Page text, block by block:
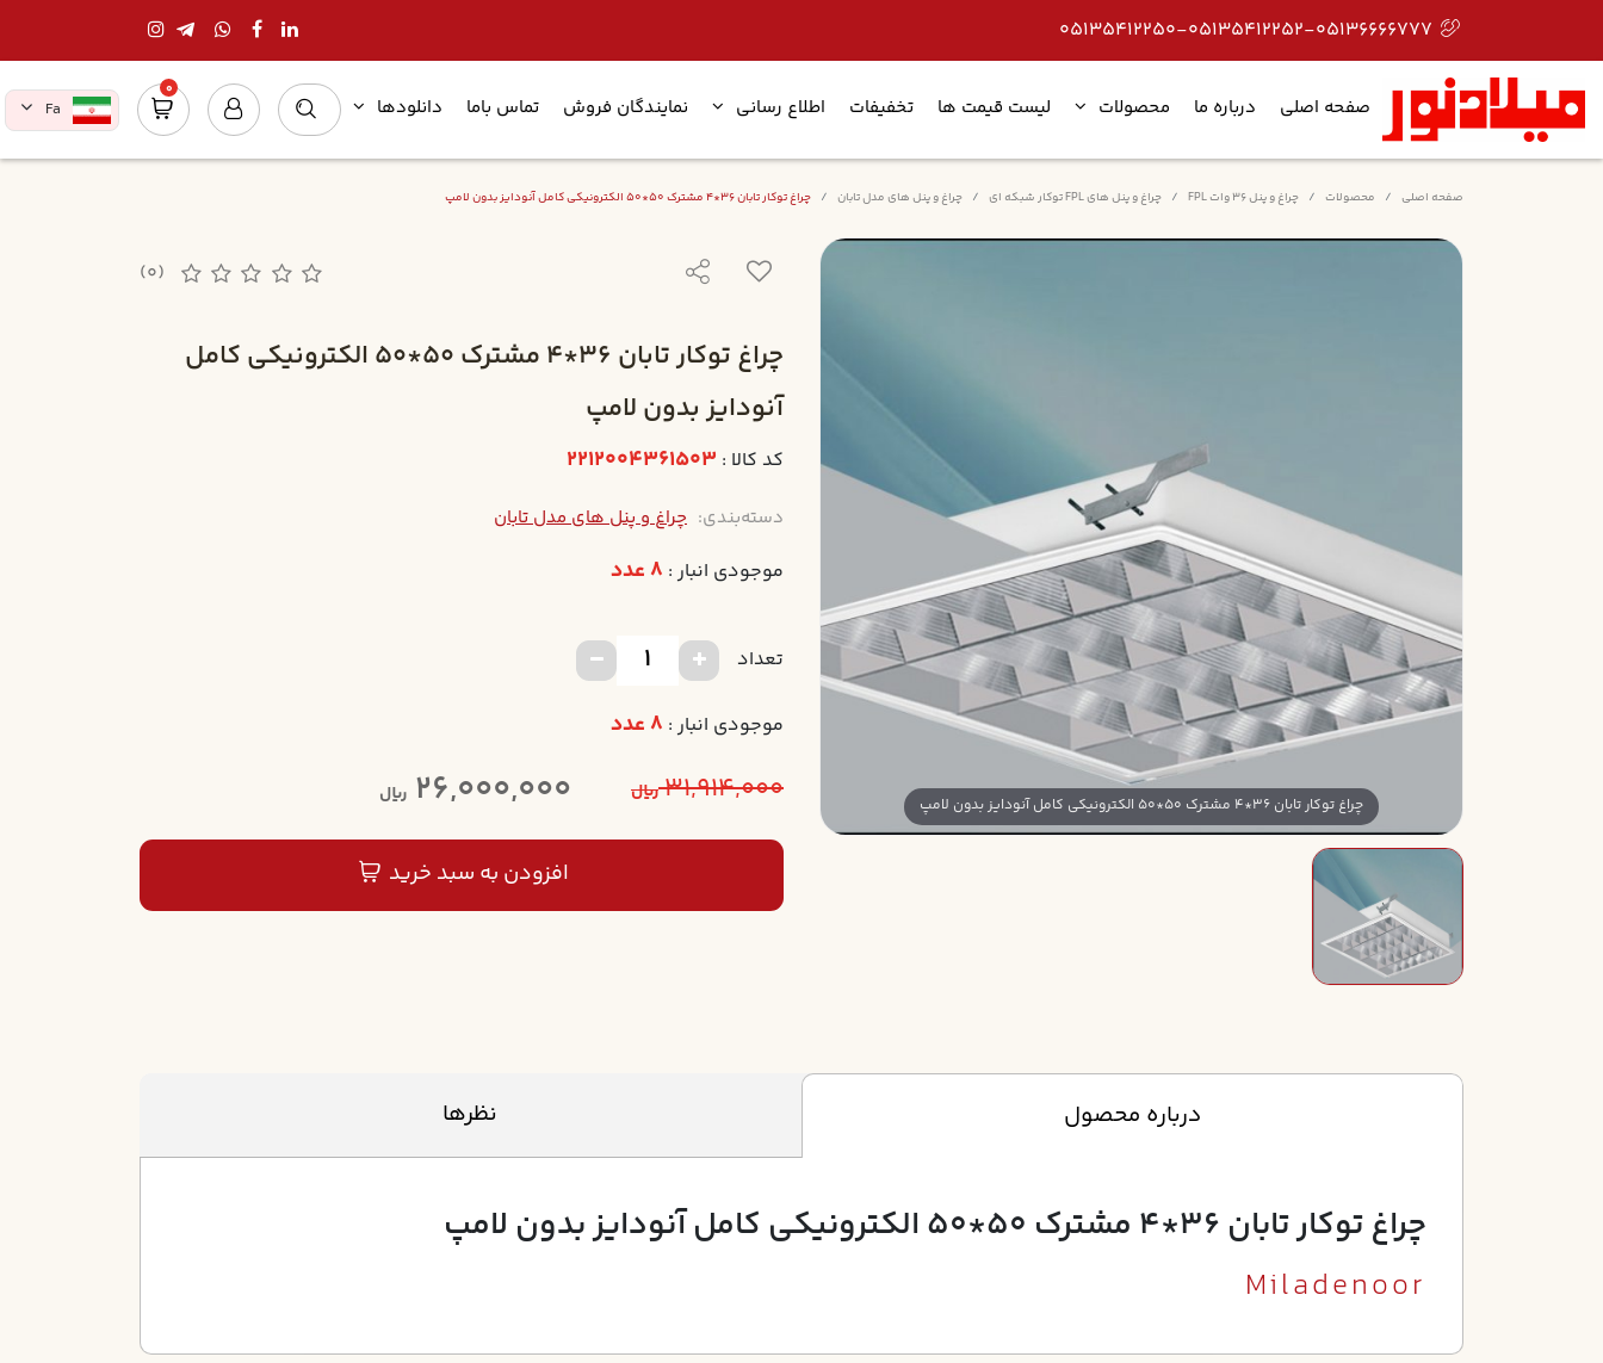
05135412250-05135412252-05136666777
صفحه اصلی درباره ما محصولات لیست قیمت ها تخفیفات اطلاع رسانی نمایندگان فروش تماس باما دانلودها
0
Fa
صفحه اصلی محصولات چراغ و پنل 36 وات FPL چراغ و پنل های FPL توکار شبکه ای چراغ و پنل های مدل تابان چراغ توکار تابان 36*4 مشترک 50*50 الکترونيکي کامل آنودايز بدون لامپ
چراغ توکار تابان 36*4 مشترک 50*50 الکترونيکي کامل آنودايز بدون لامپ
(0)
چراغ توکار تابان 36*4 مشترک 50*50 الکترونيکي کامل
آنودايز بدون لامپ
کد کالا : 2212004361503
دسته‌بندی: چراغ و پنل های مدل تابان
موجودی انبار : 8 عدد
تعداد
موجودی انبار : 8 عدد
31,914,000 ریال 26,000,000 ریال
افزودن به سبد خرید
درباره محصول نظرها
چراغ توکار تابان 36*4 مشترک 50*50 الکترونيکي کامل آنودايز بدون لامپ
Miladenoor